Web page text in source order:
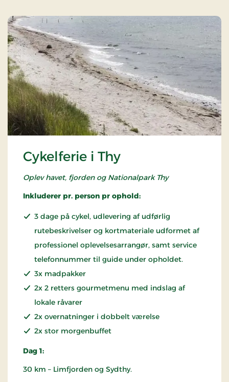
Cykelferie i Thy
Oplev havet, fjorden og Nationalpark Thy
Inkluderer pr. person pr ophold:
3 dage på cykel, udlevering af udførlig
rutebeskrivelser og kortmateriale udformet af
professionel oplevelsesarrangør, samt service
telefonnummer til guide under opholdet.
3x madpakker
2x 2 retters gourmetmenu med indslag af
lokale råvarer
2x overnatninger i dobbelt værelse
2x stor morgenbuffet
Dag 1:
30 km – Limfjorden og Sydthy.